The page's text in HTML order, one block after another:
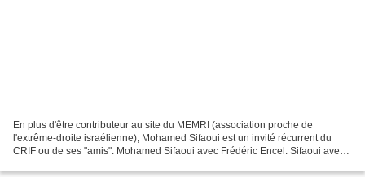
En plus d'être contributeur au site du MEMRI (association proche de
l'extrême-droite israélienne), Mohamed Sifaoui est un invité récurrent du
CRIF ou de ses "amis". Mohamed Sifaoui avec Frédéric Encel. Sifaoui avec